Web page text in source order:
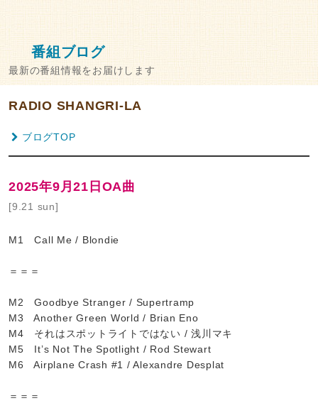
番組ブログ
最新の番組情報をお届けします
RADIO SHANGRI-LA
ブログTOP
2025年9月21日OA曲
[9.21 sun]
M1 Call Me / Blondie
＝＝＝
M2 Goodbye Stranger / Supertramp
M3 Another Green World / Brian Eno
M4 それはスポットライトではない / 浅川マキ
M5 It’s Not The Spotlight / Rod Stewart
M6 Airplane Crash #1 / Alexandre Desplat
＝＝＝